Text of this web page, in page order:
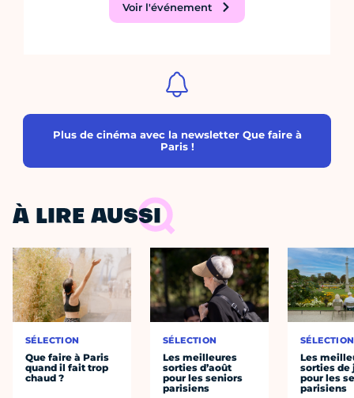
Voir l'événement
Plus de cinéma avec la newsletter Que faire à
Paris !
À LIRE AUSSI
SÉLECTION
Que faire à Paris
quand il fait trop
chaud ?
SÉLECTION
Les meilleures
sorties d’août
pour les seniors
parisiens
SÉLECTION
Les
sorties de
pour les
parisiens